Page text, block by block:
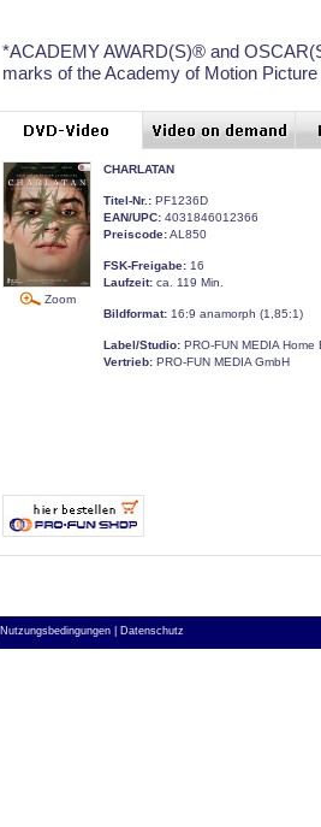
*ACADEMY AWARD(S)® and
marks of the Academy of Motion
Zoom
CHARLATAN
Titel-Nr.: PF1236D
EAN/UPC: 4031846012366
Preiscode:AL850
FSK-Freigabe: 16
Laufzeit: ca. 119 Min.
Bildformat: 16:9 anamorph (1,85:1)
Label/Studio: PRO-FUN MEDIA Home
Vertrieb: PRO-FUN MEDIA GmbH
Nutzungsbedingungen | Datenschutz